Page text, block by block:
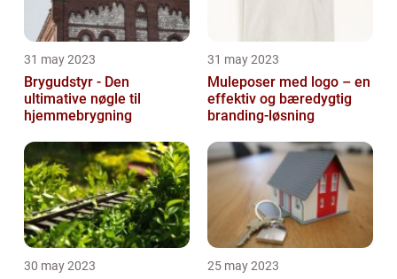
31 may 2023
Brygudstyr - Den
ultimative nøgle til
hjemmebrygning
31 may 2023
Muleposer med logo – en
effektiv og bæredygtig
branding-løsning
30 may 2023 25 may 2023